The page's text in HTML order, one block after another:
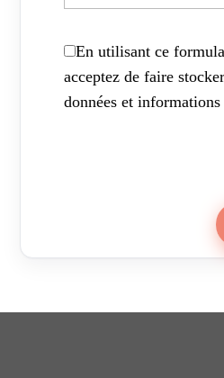
En utilisant ce
acceptez de faire
données et